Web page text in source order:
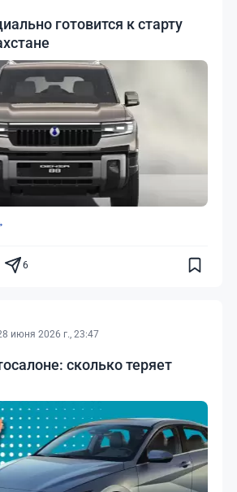
готовится к старту
6
июня 2026 г., 23:47
сколько теряет